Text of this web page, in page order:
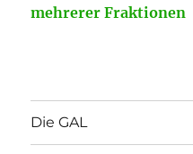
mehrerer Fraktionen
Die GAL